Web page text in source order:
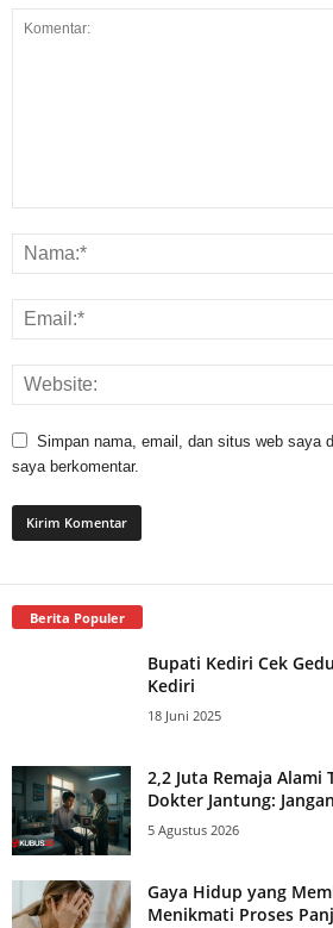
Simpan nama, email, dan situs web saya
saya berkomentar.
Berita Populer
Bupati Kediri Cek
Kediri
18 Juni 2025
2,2 Juta Remaja Alami
Dokter Jantung:
5 Agustus 2026
Gaya Hidup yang
Menikmati Proses